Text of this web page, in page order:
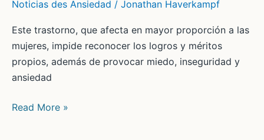
psicólogos
cuando
tienen
ansiedad
Noticias des Ansiedad / Jonathan Haverkampf
Este trastorno, que afecta en mayor proporción a las
mujeres, impide reconocer los logros y méritos
propios, además de provocar miedo, inseguridad y
ansiedad
Tres
Read More »